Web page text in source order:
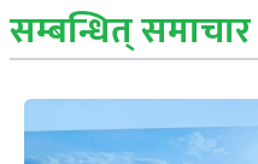
सम्बन्धित् समाचार